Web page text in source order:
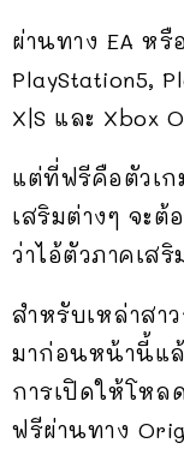
ผ่านทาง EA ห
PlayStation5,
X|S และ Xbox
แต่ที่ฟรีคือตัวเ
เสริมต่างๆ จะต้
ว่าไอ้ตัวภาคเส
สำหรับเหล่าสา
มาก่อนหน้านี้แ
การเปิดให้โหล
ฟรีผ่านทาง